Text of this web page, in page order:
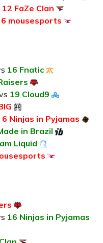
12 FaZe Clan
6 mousesports
16 Fnatic
19 Cloud9
6 Ninjas in Pyjamas
in Brazil
Liquid
16 Ninjas in Pyjamas